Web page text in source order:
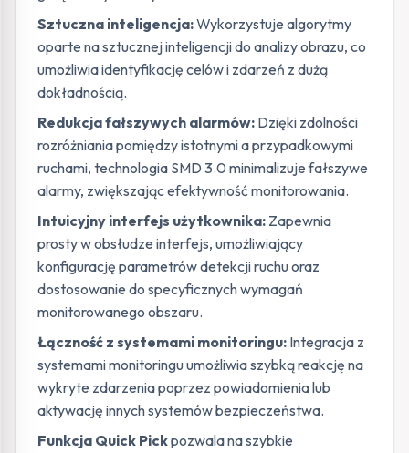
Sztuczna inteligencja:Wykorzystuje algorytmy
oparte na sztucznej inteligencji do analizy obrazu, co
umożliwia identyfikację celów i zdarzeń z dużą
dokładnością.
Redukcja fałszywych alarmów: Dzięki zdolności
rozróżniania pomiędzy istotnymi a przypadkowymi
ruchami, technologia SMD 3.0 minimalizuje fałszywe
alarmy, zwiększając efektywność monitorowania.
Intuicyjny interfejs użytkownika: Zapewnia
prosty w obsłudze interfejs, umożliwiający
konfigurację parametrów detekcji ruchu oraz
dostosowanie do specyficznych wymagań
monitorowanego obszaru.
Łączność z systemami monitoringu: Integracja z
systemami monitoringu umożliwia szybką reakcję na
wykryte zdarzenia poprzez powiadomienia lub
aktywację innych systemów bezpieczeństwa.
Funkcja Quick Pickpozwala na szybkie